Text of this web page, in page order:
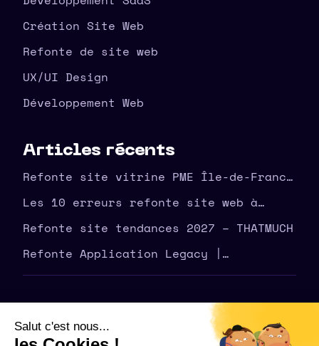
Création Site Web
Refonte de site web
UX/UI Design
Développement Web
Articles récents
Refonte site vitrine PME Île-de-France
| agence THATMUCH
Les 10 erreurs refonte site web à
éviter en amont – THATMUCH
Refonte site tendances 2027 – THATMUCH
Refonte Application Legacy |
Modernisez Votre Outil | THATMUCH
THATMUCH - Tous droits réservés